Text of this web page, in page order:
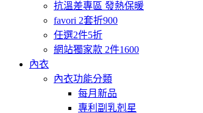
抗溫差專區 發熱保暖
favori 2套折900
任選2件5折
網站獨家款 2件1600
內衣
內衣功能分類
每月新品
專利副乳剋星